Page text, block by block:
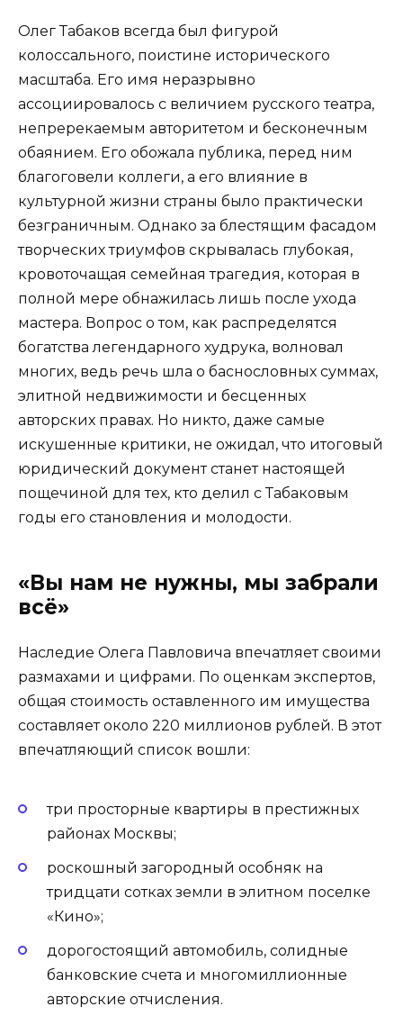
Олег Табаков всегда был фигурой
колоссального, поистине исторического
масштаба. Его имя неразрывно
ассоциировалось с величием русского театра,
непререкаемым авторитетом и бесконечным
обаянием. Его обожала публика, перед ним
благоговели коллеги, а его влияние в
культурной жизни страны было практически
безграничным. Однако за блестящим фасадом
творческих триумфов скрывалась глубокая,
кровоточащая семейная трагедия, которая в
полной мере обнажилась лишь после ухода
мастера. Вопрос о том, как распределятся
богатства легендарного худрука, волновал
многих, ведь речь шла о баснословных суммах,
элитной недвижимости и бесценных
авторских правах. Но никто, даже самые
искушенные критики, не ожидал, что итоговый
юридический документ станет настоящей
пощечиной для тех, кто делил с Табаковым
годы его становления и молодости.
«Вы нам не нужны, мы забрали
всё»
Наследие Олега Павловича впечатляет своими
размахами и цифрами. По оценкам экспертов,
общая стоимость оставленного им имущества
составляет около 220 миллионов рублей. В этот
впечатляющий список вошли:
три просторные квартиры в престижных
районах Москвы;
роскошный загородный особняк на
тридцати сотках земли в элитном поселке
«Кино»;
дорогостоящий автомобиль, солидные
банковские счета и многомиллионные
авторские отчисления.